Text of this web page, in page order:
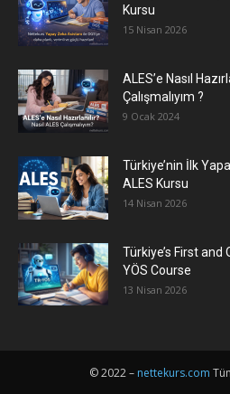
Kursu
15 Nisan 2026
ALES’e Nasıl
Çalışmalıyım ?
9 Ocak 2024
Türkiye’nin İlk
ALES Kursu
14 Nisan 2026
Türkiye’s First
YÖS Course
13 Nisan 2026
© 2022 – nettekurs.com